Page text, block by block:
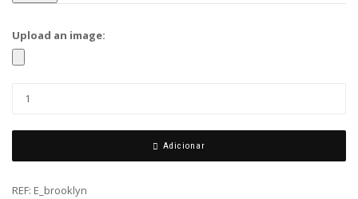
Upload an image:
Adicionar
REF: E_brooklyn